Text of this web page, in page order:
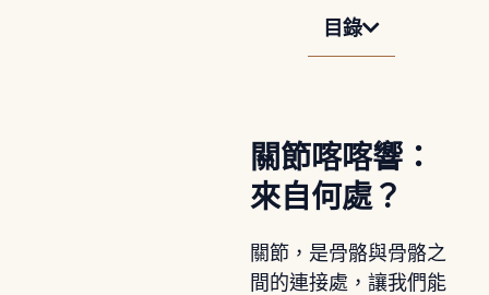
目錄
關節喀喀響：
來自何處？
關節，是骨骼與骨骼之
間的連接處，讓我們能